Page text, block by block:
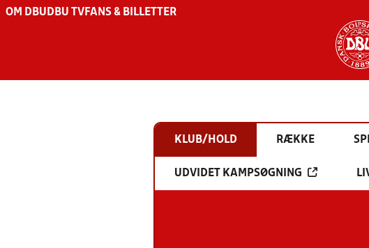
OM DBU DBU TV FANS & BILLETTER
KLUB/HOLD RÆKKE
UDVIDET KAMPSØGNING